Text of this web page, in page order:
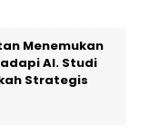
Menemukan
AI. Studi
Strategis